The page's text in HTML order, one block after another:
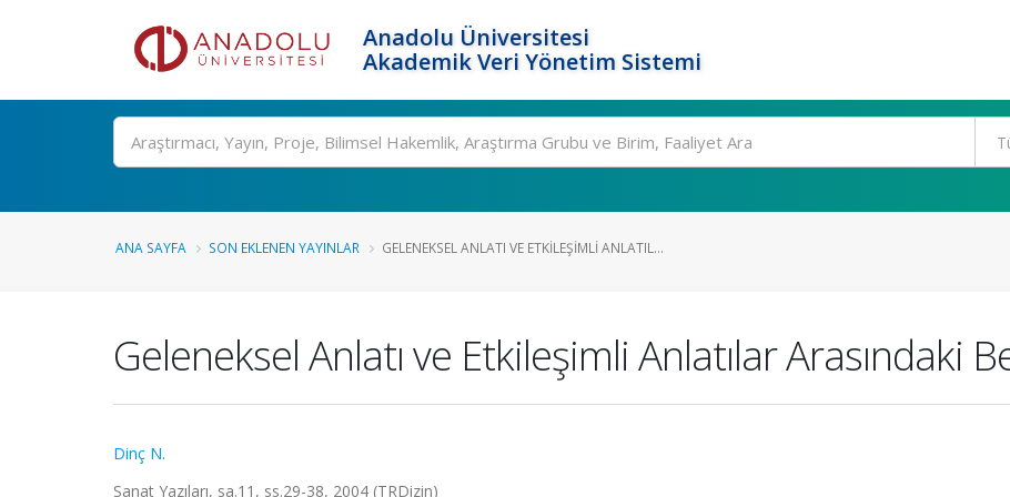
Anadolu Üniversitesi
Akademik Veri Yönetim Sistemi
Ara
ANA SAYFA SON EKLENEN YAYINLAR GELENEKSEL ANLATI VE ETKILEŞIMLI ANLATIL...
Geleneksel Anlatı ve Etkileşimli Anlatılar Arasındaki
Dinç N.
Sanat Yazıları, sa.11, ss.29-38, 2004 (TRDizin)